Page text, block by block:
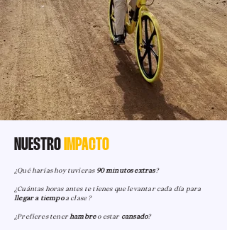
NUESTRO IMPACTO
¿Qué harías hoy tuvieras 90 minutos extras?
¿Cuántas horas antes te tienes que levantar cada día para
llegar a tiempoa clase ?
¿Prefieres tenerhambreo estar cansado?​